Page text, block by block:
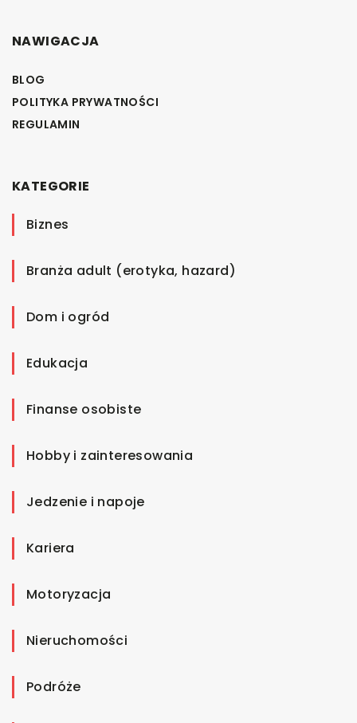
NAWIGACJA
BLOG
POLITYKA PRYWATNOŚCI
REGULAMIN
KATEGORIE
Biznes
Branża adult (erotyka, hazard)
Dom i ogród
Edukacja
Finanse osobiste
Hobby i zainteresowania
Jedzenie i napoje
Kariera
Motoryzacja
Nieruchomości
Podróże